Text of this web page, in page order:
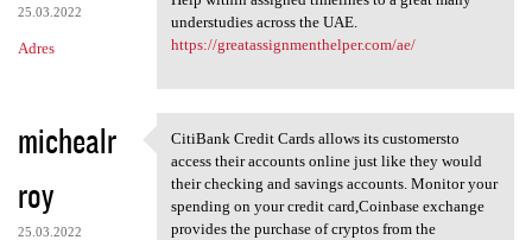
25.03.2022
Adres
understudies across the UAE.
https://greatassignmenthelper.com/ae/
michealr
roy
25.03.2022
CitiBank Credit Cards allows
CitiBank Credit Cards allows its customersto
access their accounts online just like they would
their checking and savings accounts. Monitor your
spending on your credit card,Coinbase exchange
provides the purchase of cryptos from the